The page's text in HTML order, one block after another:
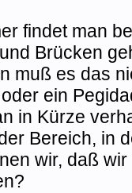
findet man
Brücken
muß es das
ein
in Kürze
Bereich, in
wir, daß